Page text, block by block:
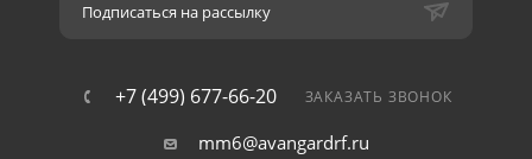
Подписаться на рассылку
+7 (499) 677-66-20 ЗАКАЗАТЬ ЗВОНОК
mm6@avangardrf.ru